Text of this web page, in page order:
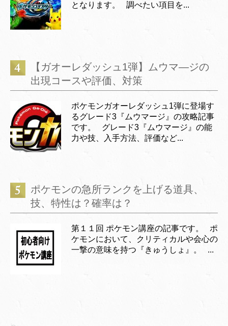
となります。 調べたい項目を...
【ガオーレダッシュ1弾】ムウマ―ジの
出現コースや評価、対策
ポケモンガオーレダッシュ1弾に登場す
るグレード3『ムウマージ』の攻略記事
です。 グレード3『ムウマージ』の能
力や技、入手方法、評価など...
ポケモンの急所ランクを上げる道具、
技、特性は？確率は？
第１１回 ポケモン講座の記事です。 ポ
ケモンにおいて、クリティカルや会心の
一撃の意味を持つ『きゅうしょ』。 ...